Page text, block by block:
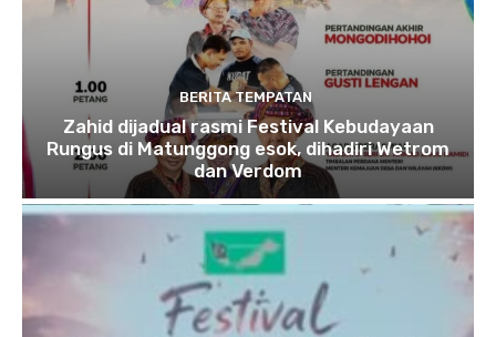
BERITA TEMPATAN
Zahid dijadual rasmi Festival Kebudayaan
Rungus di Matunggong esok, dihadiri Wetrom
dan Verdom